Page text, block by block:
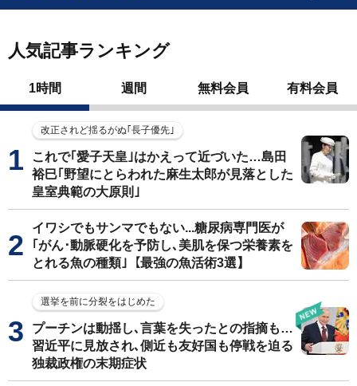
人気記事ランキング
1時間 週間 無料会員 有料会員
改正されど揺るがぬ｢長子優先｣
これで｢愛子天皇｣はかえって近づいた…島田
裕巳｢野望にとらわれた麻生太郎が見落とした
皇室典範の大原則｣
イワシでもサンマでもない...糖尿病専門医が
｢がん･動脈硬化を予防し､美肌を保つ栄養素を
とれる魚の種類｣【最強の魚活術3選】
選挙を前に分裂をはじめた
プーチンは動揺し､言葉を失ったとの指摘も…
習近平に見放され､側近も友好国も停戦を迫る
独裁政権の末期症状